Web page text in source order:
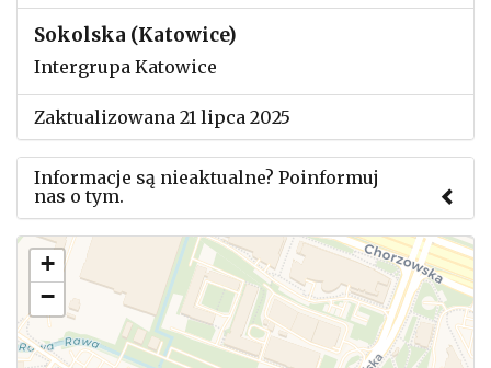
Sokolska (Katowice)
Intergrupa Katowice
Zaktualizowana 21 lipca 2025
Informacje są nieaktualne? Poinformuj
nas o tym.
Użyj tego formularza aby przesłać informację o
zmianach w powyższym mityngu.
+
−